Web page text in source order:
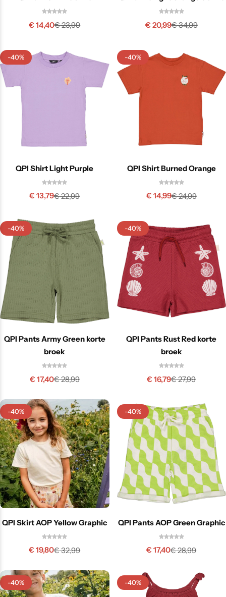
€23,99
€ 14,40 €34,99
€ 20,99
-40%
QPI Shirt Light Purple
€22,99
€ 13,79
-40%
QPI Shirt Burned Orange
€24,99
€ 14,99
-40%
QPI Pants Army Green korte
broek
€28,99
€ 17,40
-40%
QPI Pants Rust Red korte
broek
€27,99
€ 16,79
-40%
QPI Skirt AOP Yellow Graphic
€32,99
€ 19,80
-40%
QPI Pants AOP Green Graphic
€28,99
€ 17,40
-40% -40%